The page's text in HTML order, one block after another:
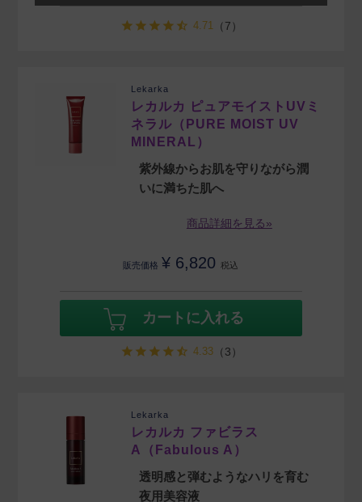
4.71（7）
Lekarka
レカルカ ピュアモイストUVミ
ネラル（PURE MOIST UV
MINERAL）
紫外線からお肌を守りながら潤
いに満ちた肌へ
商品詳細を見る»
販売価格 ¥ 6,820 税込
カートに入れる
4.33（3）
Lekarka
レカルカ ファビラス
A（Fabulous A）
透明感と弾むようなハリを育む
夜用美容液